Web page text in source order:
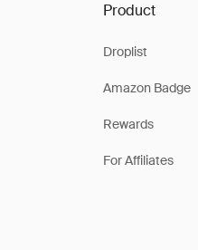
Product
Droplist
Amazon Badge
Rewards
For Affiliates